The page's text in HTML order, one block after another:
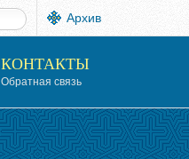
Архив
КОНТАКТЫ
Обратная связь